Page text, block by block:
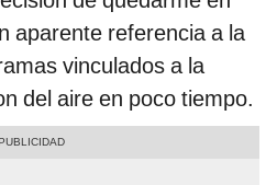
aparente referencia a la
vinculados a la
del aire en poco tiempo.